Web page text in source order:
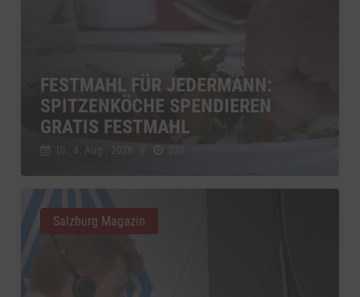
FESTMAHL FÜR JEDERMANN:
SPITZENKÖCHE SPENDIEREN
GRATIS FESTMAHL
Di., 4. Aug.. 2026
Salzburg Magazin